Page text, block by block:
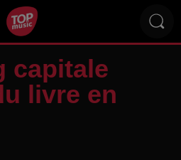
capitale
livre en